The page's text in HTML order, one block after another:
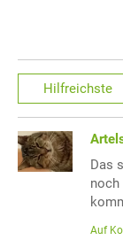
Hilfreichste
Das
noch
Auf